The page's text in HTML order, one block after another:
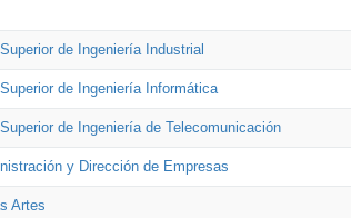
de Ingeniería Industrial
de Ingeniería Informática
de Ingeniería de Telecomunicación
y Dirección de Empresas
Artes